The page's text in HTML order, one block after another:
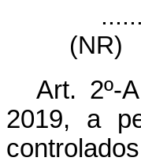
(NR)
Art. 2º-
2019, a